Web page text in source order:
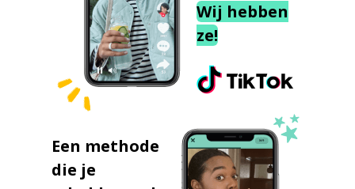
Wij hebben
ze!
Een methode
die je